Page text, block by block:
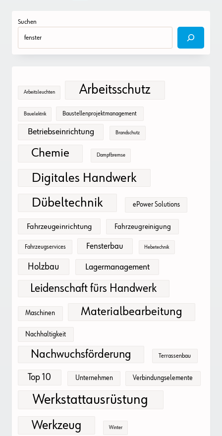
Suchen
Arbeitsleuchten Arbeitsschutz
Bauelektrik Baustellenprojektmanagement
Betriebseinrichtung Brandschutz
Chemie Dampfbremse
Digitales Handwerk
Dübeltechnik
ePower Solutions
Fahrzeugeinrichtung Fahrzeugreinigung
Fahrzeugservices Fensterbau Hebetechnik
Holzbau Lagermanagement
Leidenschaft fürs Handwerk
Maschinen Materialbearbeitung
Nachhaltigkeit
Nachwuchsförderung Terrassenbau
Top 10 Unternehmen Verbindungselemente
Werkstattausrüstung
Werkzeug Winter